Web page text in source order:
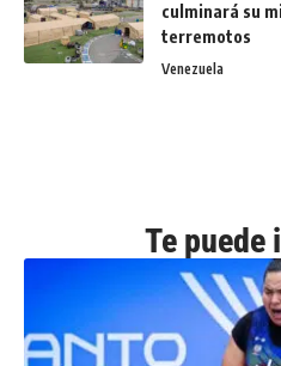
culminará su
terremotos
Venezuela
Te puede